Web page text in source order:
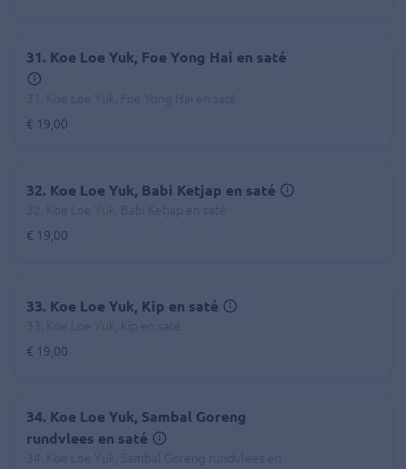
31. Koe Loe Yuk, Foe Yong Hai en saté
€ 19,00
32. Koe Loe Yuk, Babi Ketjap en saté
€ 19,00
33. Koe Loe Yuk, Kip en saté
€ 19,00
34. Koe Loe Yuk, Sambal Goreng
rundvlees en saté